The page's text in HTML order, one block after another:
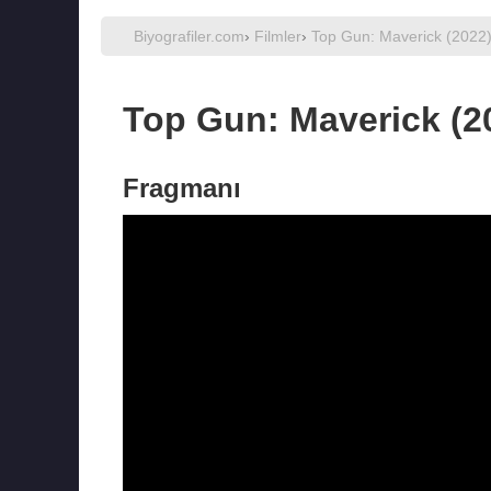
Biyografiler.com› Filmler› Top Gun: Maverick (2022)
Top Gun: Maverick
Fragmanı